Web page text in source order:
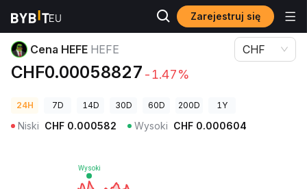
Zarejestruj się
Ceny kryptowalut
Cena HEFE HEFE
CHF0.00058827 -1.47%
CHF
24H 7D 14D 30D 60D 200D 1Y
Niski CHF 0.000582 Wysoki CHF 0.000604